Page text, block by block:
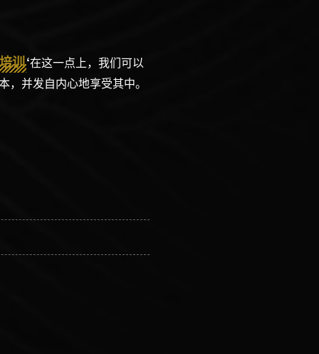
训‘在这一点上，我们可以
并发自内心地享受其中。